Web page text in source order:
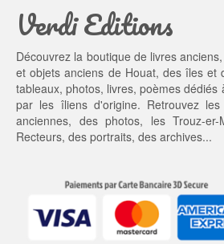
t :
5,
0
0 €.
Verdi Editions
Découvrez la boutique de livres
et objets anciens de Houat, des îles et
tableaux, photos, livres, poèmes dédiés
par les îliens d'origine. Retrouvez les
anciennes, desphotos, lesTrouz-er-
Recteurs, des portraits, des archives...